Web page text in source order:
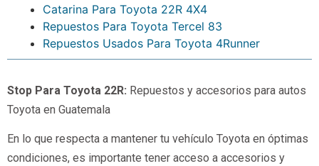
Catarina Para Toyota 22R 4X4
Repuestos Para Toyota Tercel 83
Repuestos Usados Para Toyota 4Runner
Stop Para Toyota 22R: Repuestos y accesorios para autos
Toyota en Guatemala
En lo que respecta a mantener tu vehículo Toyota en óptimas
condiciones, es importante tener acceso a accesorios y